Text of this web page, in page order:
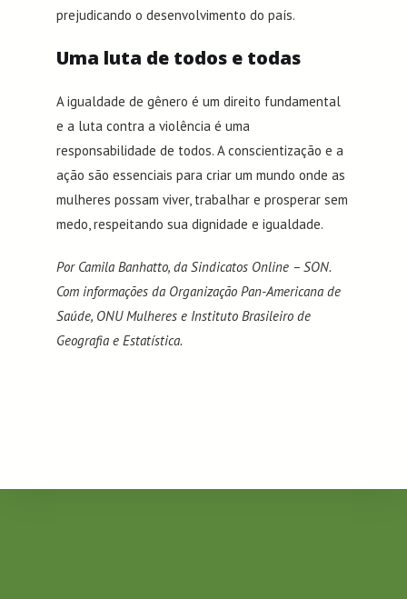
prejudicando o desenvolvimento do país.
Uma luta de todos e todas
A igualdade de gênero é um direito fundamental
e a luta contra a violência é uma
responsabilidade de todos. A conscientização e a
ação são essenciais para criar um mundo onde as
mulheres possam viver, trabalhar e prosperar sem
medo, respeitando sua dignidade e igualdade.
Por Camila Banhatto, da Sindicatos Online – SON.
Com informações da Organização Pan-Americana de
Saúde, ONU Mulheres e Instituto Brasileiro de
Geografia e Estatística.